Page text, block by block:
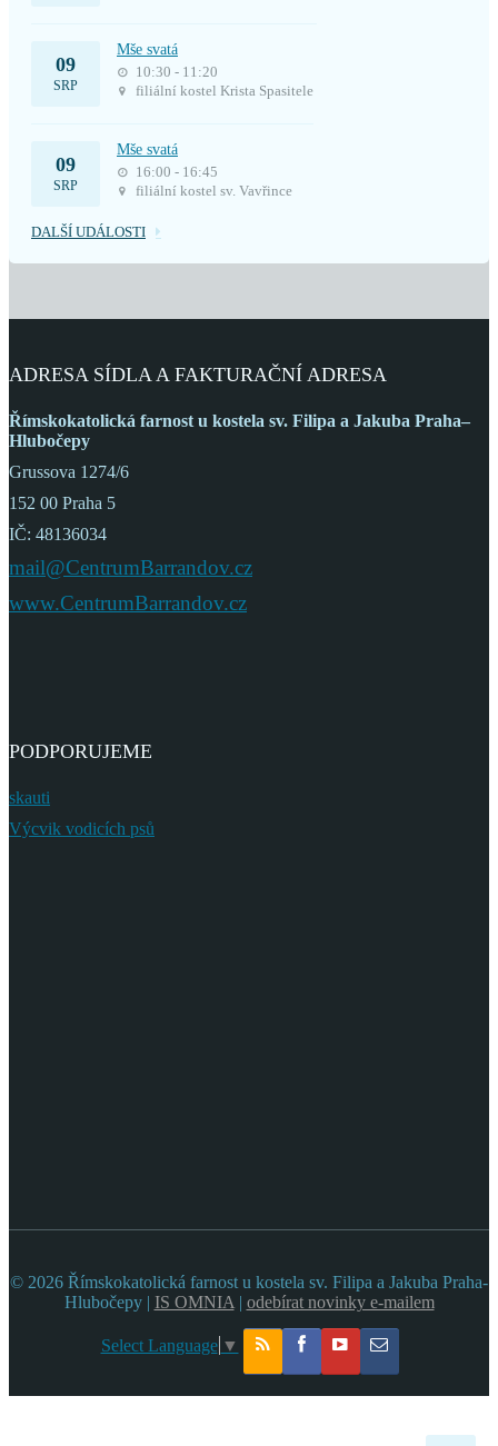
09
SRP
Mše svatá
10:30 - 11:20
filiální kostel Krista Spasitele
09
SRP
Mše svatá
16:00 - 16:45
filiální kostel sv. Vavřince
DALŠÍ UDÁLOSTI
ADRESA SÍDLA A FAKTURAČNÍ ADRESA
Římskokatolická farnost u kostela sv. Filipa a Jakuba Praha–
Hlubočepy
Grussova 1274/6
152 00 Praha 5
IČ: 48136034
mail@CentrumBarrandov.cz
www.CentrumBarrandov.cz
PODPORUJEME
skauti
Výcvik vodicích psů
© 2026 Římskokatolická farnost u kostela sv. Filipa a Jakuba Praha-
Hlubočepy | IS OMNIA | odebírat novinky e-mailem
Select Language ▼